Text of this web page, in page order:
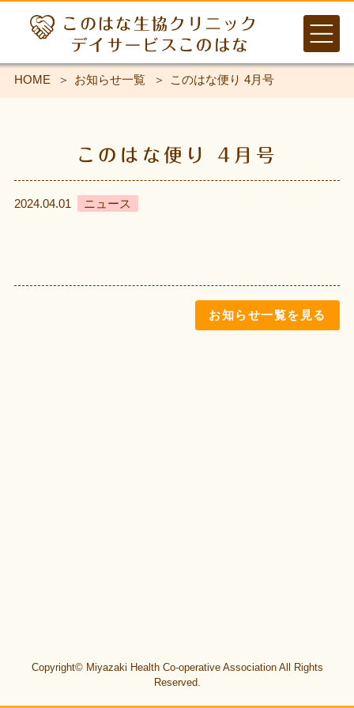
HOME お知らせ一覧 このはな便り 4月号
このはな便り 4月号
2024.04.01 ニュース
お知らせ一覧を見る
Copyright© Miyazaki Health Co-operative Association All Rights
Reserved.